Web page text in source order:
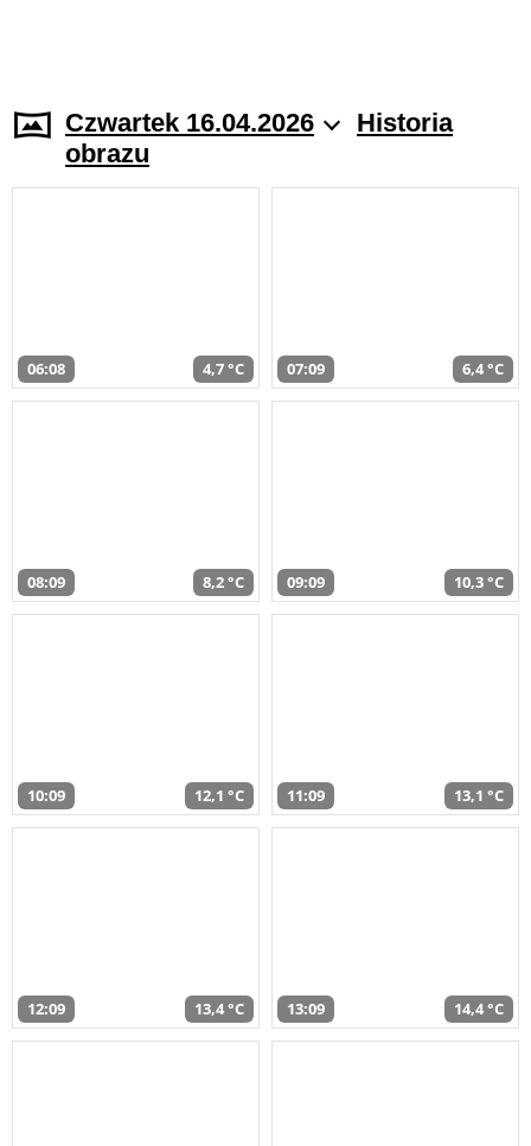
Czwartek 16.04.2026
Historia
obrazu
06:08 4,7 °C 07:09 6,4 °C
08:09 8,2 °C 09:09 10,3 °C
10:09 12,1 °C 11:09 13,1 °C
12:09 13,4 °C 13:09 14,4 °C